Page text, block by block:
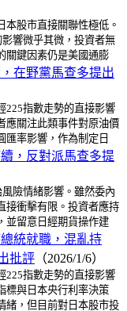
本股市直接關聯性極低。
響微乎其微，投資者無
關鍵因素仍是美國通膨
在野黨馬查多提出
225指數走勢的直接影響
應關注此類事件對原油價
匯率影響，作為制定日
，反對派馬查多提
險情緒影響。雖然委內
接衝擊有限。投資者應持
並留意日經期貨操作建
統就職，混亂持
批評 （2026/1/6）
225指數走勢的直接影響
標與日本央行利率決策
緒，但目前對日本股市投